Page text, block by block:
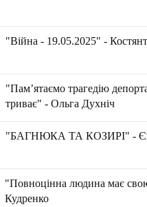
"Війна - 19.05.2025" -
"Памʼятаємо трагедію
триває" - Ольга Духніч
"БАГНЮКА ТА КОЗИРІ" -
"Повноцінна людина має
Кудренко